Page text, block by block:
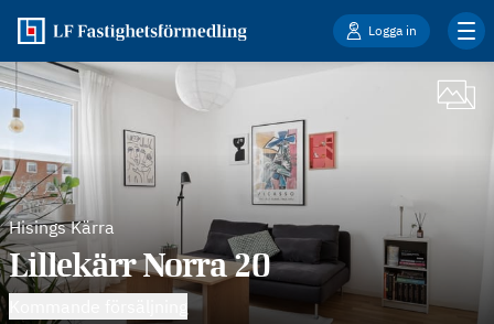
Logga in
Hisings Kärra
Lillekärr Norra 20